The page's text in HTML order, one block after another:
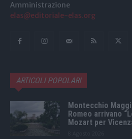
Amministrazione
elas@editoriale-elas.org
ARTICOLI POPOLARI
Montecchio
Romeo arrivano
Mozart per